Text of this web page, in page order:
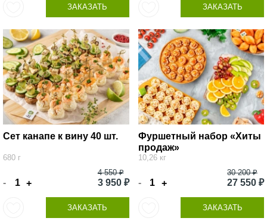
ЗАКАЗАТЬ ЗАКАЗАТЬ
Сет канапе к вину 40 шт.
680 г
- +
4 550 ₽
3 950 ₽
ЗАКАЗАТЬ
Фуршетный набор «Хиты
продаж»
10,26 кг
- +
30 200 ₽
27 550 ₽
ЗАКАЗАТЬ